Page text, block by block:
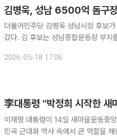
김병욱, 성남 6500억 돔구
더불어민주당 김병욱 성남시장 후보
갔다. 김 후보는 성남종합운동장 부지를 약 6500억원 규모의 야구 복합 돔구장으로 전환하고, 성남
기자회견에서 1986년 준공된 성남종
2026-05-18 17:06
李대통령 "박정희 시작한 새
이재명 대통령이 14일 새마을운동중
민국 근대화 역사 속에서 큰 역할을